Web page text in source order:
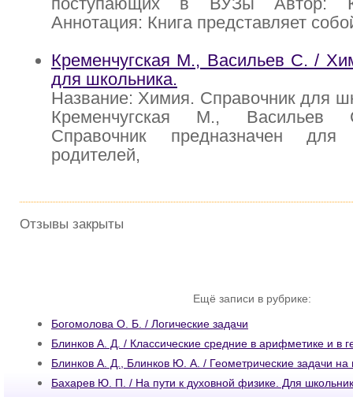
Аннотация: Книга представляет
Кременчугская М., Васильев С. /
для школьника.
Название: Химия. Справочник для
Кременчугская М., Васильев
Справочник предназначен
родителей,
Отзывы закрыты
Ещё записи в рубрике:
Богомолова О. Б. / Логические задачи
Блинков А. Д. / Классические средние в арифметике и в
Блинков А. Д., Блинков Ю. А. / Геометрические задачи на
Бахарев Ю. П. / На пути к духовной физике. Для